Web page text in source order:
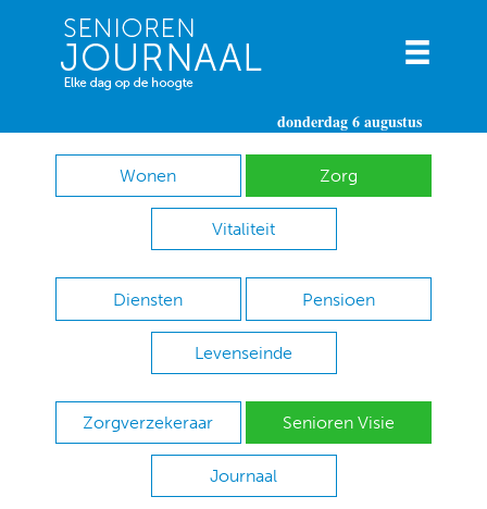
donderdag 6 augustus
Wonen Zorg
Vitaliteit
Diensten Pensioen
Levenseinde
Zorgverzekeraar Senioren Visie
Journaal